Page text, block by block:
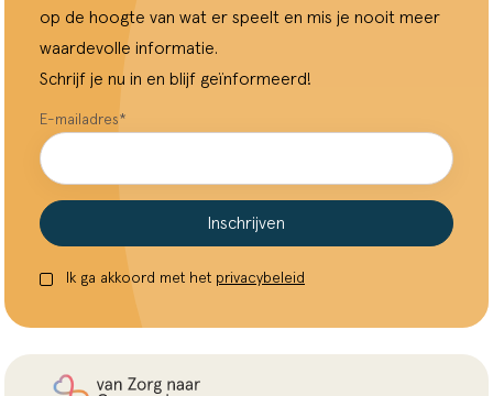
op de hoogte van wat er speelt en mis je nooit meer
waardevolle informatie.
Schrijf je nu in en blijf geïnformeerd!
E-mailadres*
Ik ga akkoord met het privacybeleid
Inschrijven